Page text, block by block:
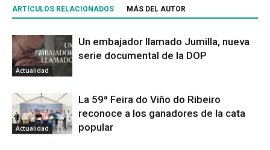
ARTÍCULOS RELACIONADOS MÁS DEL AUTOR
Actualidad
Un embajador llamado Jumilla, nueva
serie documental de la DOP
Actualidad
La 59ª Feira do Viño do Ribeiro
reconoce a los ganadores de la cata
popular